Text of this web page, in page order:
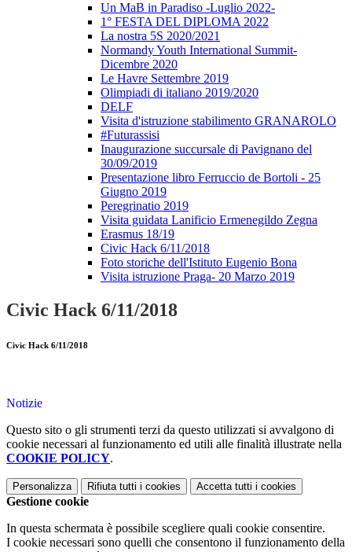
Un MaB in Paradiso -Luglio 2022-
1° FESTA DEL DIPLOMA 2022
La nostra 5S 2020/2021
Normandy Youth International Summit-
Dicembre 2020
Le Havre Settembre 2019
Olimpiadi di italiano 2019/2020
DELF
Visita d'istruzione stabilimento GRANAROLO
#Futurassisi
Inaugurazione succursale di Pavignano del
30/09/2019
Presentazione libro Ferruccio de Bortoli - 25
Giugno 2019
Peregrinatio 2019
Visita guidata Lanificio Ermenegildo Zegna
Erasmus 18/19
Civic Hack 6/11/2018
Foto storiche dell'Istituto Eugenio Bona
Visita istruzione Praga- 20 Marzo 2019
Civic Hack 6/11/2018
Civic Hack 6/11/2018
Notizie
Questo sito o gli strumenti terzi da questo utilizzati si avvalgono di
cookie necessari al funzionamento ed utili alle finalità illustrate nella
COOKIE POLICY.
Personalizza Rifiuta tutti i cookies Accetta tutti i cookies
Gestione cookie
In questa schermata è possibile scegliere quali cookie consentire.
I cookie necessari sono quelli che consentono il funzionamento della